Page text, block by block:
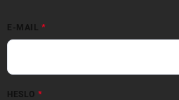
E-MAIL
HESLO